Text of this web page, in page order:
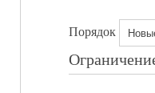
Порядок